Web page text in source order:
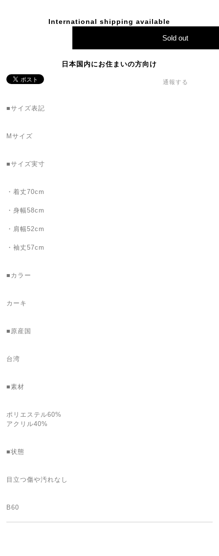
International shipping available
Sold out
日本国内にお住まいの方向け
通報する
■サイズ表記
Mサイズ
■サイズ実寸
・着丈70cm
・身幅58cm
・肩幅52cm
・袖丈57cm
■カラー
カーキ
■原産国
台湾
■素材
ポリエステル60%
アクリル40%
■状態
目立つ傷や汚れなし
B60